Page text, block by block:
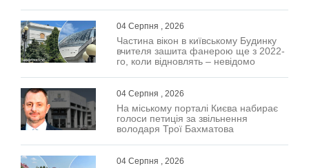
04 Серпня , 2026
Частина вікон в київському Будинку
вчителя зашита фанерою ще з 2022-
го, коли відновлять – невідомо
04 Серпня , 2026
На міському порталі Києва набирає
голоси петиція за звільнення
володаря Трої Бахматова
04 Серпня , 2026